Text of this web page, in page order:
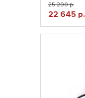
25 200 р.
22 645 р.